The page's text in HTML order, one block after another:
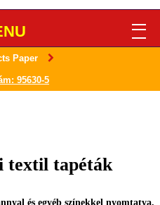
Paper
95630-5
textil tapéták
és egyéb színekkel nyomtatva.